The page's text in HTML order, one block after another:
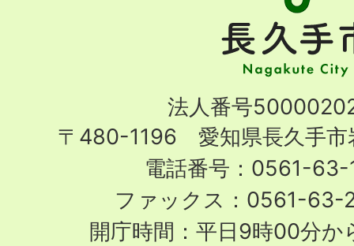
手
市
City
法人番号
〒480-1196 愛知県長久手市
電話番号：0561-63-
ファックス：0561-63-
開庁時間：平日9時00分